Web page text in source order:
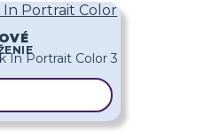
In Portrait Color